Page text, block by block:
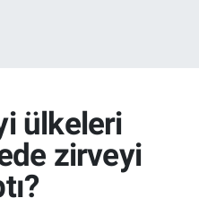
ülkeleri
zirveyi